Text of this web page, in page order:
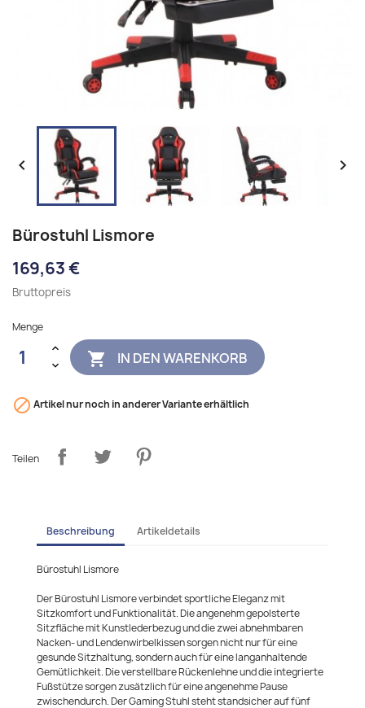
 
Bürostuhl Lismore
169,63 €
Bruttopreis
Menge
 IN DEN WARENKORB
 Artikel nur noch in anderer Variante erhältlich
Teilen
Beschreibung Artikeldetails
Bürostuhl Lismore
Der Bürostuhl Lismore verbindet sportliche Eleganz mit
Sitzkomfort und Funktionalität. Die angenehm gepolsterte
Sitzfläche mit Kunstlederbezug und die zwei abnehmbaren
Nacken- und Lendenwirbelkissen sorgen nicht nur für eine
gesunde Sitzhaltung, sondern auch für eine langanhaltende
Gemütlichkeit. Die verstellbare Rückenlehne und die integrierte
Fußstütze sorgen zusätzlich für eine angenehme Pause
zwischendurch. Der Gaming Stuhl steht standsicher auf fünf